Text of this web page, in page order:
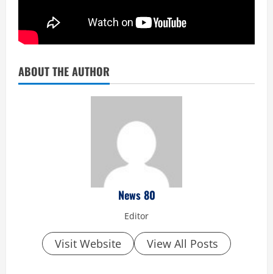
ABOUT THE AUTHOR
News 80
Editor
Visit Website View All Posts